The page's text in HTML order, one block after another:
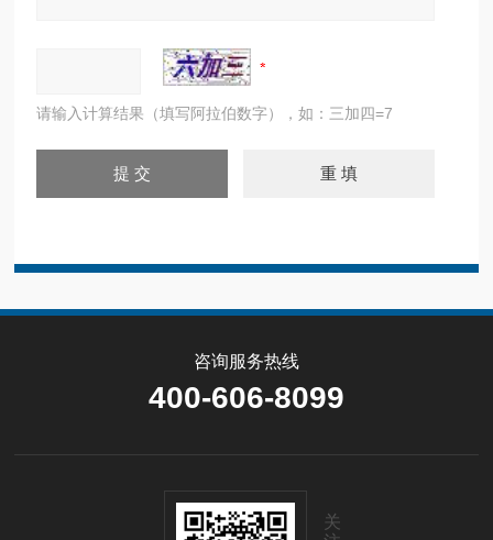
请输入计算结果（填写阿拉伯数字），如：三加四=7
咨询服务热线
400-606-8099
关